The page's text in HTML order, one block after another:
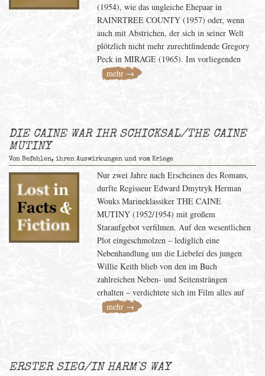
(1954), wie das ungleiche Ehepaar in
RAINRTREE COUNTY (1957) oder, wenn
auch mit Abstrichen, der sich in seiner Welt
plötzlich nicht mehr zurechtfindende Gregory
Peck in MIRAGE (1965). Im vorliegenden
mehr →
DIE CAINE WAR IHR SCHICKSAL/THE CAINE
MUTINY
Von Befehlen, ihren Auswirkungen und vom Kriege
Nur zwei Jahre nach Erscheinen des Romans,
durfte Regisseur Edward Dmytryk Herman
Wouks Marineklassiker THE CAINE
MUTINY (1952/1954) mit großem
Staraufgebot verfilmen. Auf den wesentlichen
Plot eingeschmolzen – lediglich eine
Nebenhandlung um die Liebelei des jungen
Willie Keith blieb von den im Buch
zahlreichen Neben- und Seitensträngen
erhalten – verdichtete sich im Film alles auf
mehr →
ERSTER SIEG/IN HARM`S WAY